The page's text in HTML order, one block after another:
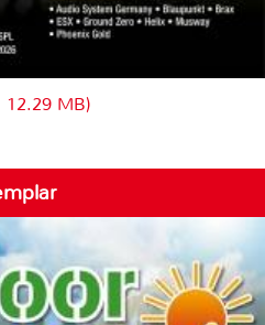
12.29 MB)